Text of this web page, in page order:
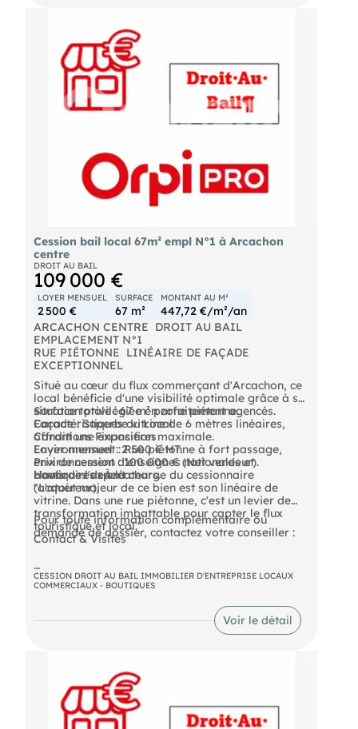
Cession bail local 67m² empl N°1 à Arcachon
centre
DROIT AU BAIL
109 000 €
LOYER MENSUEL
2 500 €
SURFACE
67 m²
MONTANT AU M²
447,72 €/m²/an
ARCACHON CENTRE  DROIT AU BAIL
EMPLACEMENT N°1
RUE PIÉTONNE  LINÉAIRE DE FAÇADE
EXCEPTIONNEL
Situé au cœur du flux commerçant d'Arcachon, ce
local bénéficie d'une visibilité optimale grâce à sa
situation privilégiée en zone piétonne.
Caractéristiques du Local
Surface totale : 67 m² parfaitement agencés.
Façade : Superbe vitrine de 6 mètres linéaires,
offrant une exposition maximale.
Environnement : Rue piétonne à fort passage,
environnement d'enseignes nationales et
boutiques de créateurs.
Conditions Financières
Loyer mensuel : 2 500 € HT.
Prix de cession : 100 000 € (Net vendeur).
Honoraires : À la charge du cessionnaire
(acquéreur).
L'avis de l'expert
"L'atout majeur de ce bien est son linéaire de
vitrine. Dans une rue piétonne, c'est un levier de
transformation imbattable pour capter le flux
touristique et local."
Contact & Visites
Pour toute information complémentaire ou
demande de dossier, contactez votre conseiller :
CESSION DROIT AU BAIL IMMOBILIER D'ENTREPRISE LOCAUX
COMMERCIAUX - BOUTIQUES
Voir le détail